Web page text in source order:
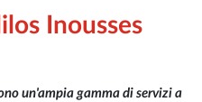
Inousses
un'ampia gamma di servizi a